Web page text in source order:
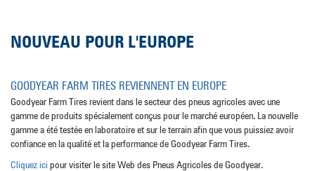
NOUVEAU POUR L'EUROPE
GOODYEAR FARM TIRES REVIENNENT EN EUROPE
Goodyear Farm Tires revient dans le secteur des pneus agricoles avec une
gamme de produits spécialement conçus pour le marché européen. La nouvelle
gamme a été testée en laboratoire et sur le terrain afin que vous puissiez avoir
confiance en la qualité et la performance de Goodyear Farm Tires.
Cliquez ici pour visiter le site Web des Pneus Agricoles de Goodyear.